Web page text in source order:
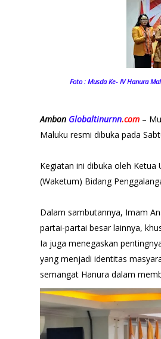
Foto : Musda Ke- IV Hanura
Ambon Globaltinurnn.com –
Maluku resmi dibuka pada
Kegiatan ini dibuka oleh
(Waketum) Bidang
Dalam sambutannya, Imam
partai-partai besar lainnya,
Ia juga menegaskan
yang menjadi identitas
semangat Hanura dalam